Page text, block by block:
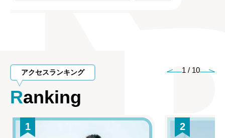
アクセスランキング
Ranking
1 / 10
1 2